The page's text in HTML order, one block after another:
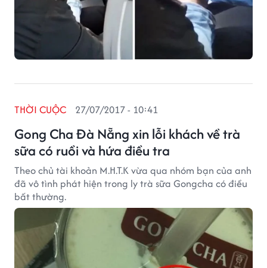
Gong Cha Đà Nẵng xin lỗi khách về trà
sữa có ruồi và hứa điều tra
THỜI CUỘC 27/07/2017 - 10:41
Theo chủ tài khoản M.H.T.K vừa qua nhóm bạn của anh
đã vô tình phát hiện trong ly trà sữa Gongcha có điều
bất thường.